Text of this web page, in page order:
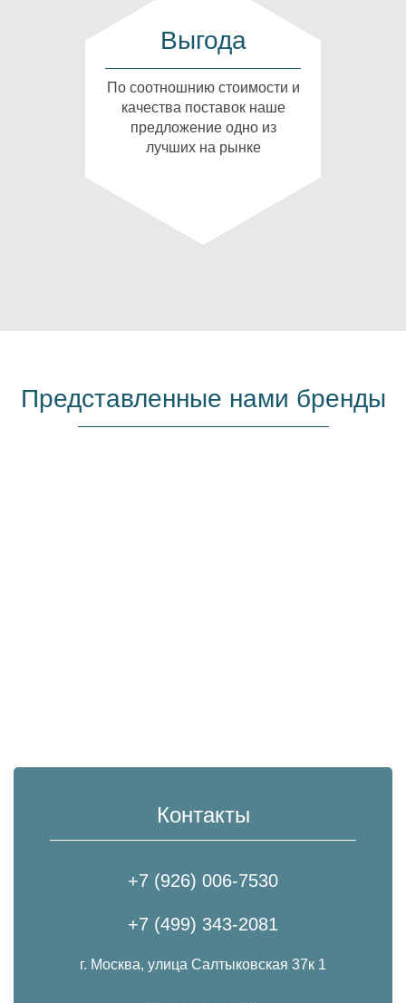
Выгода
По соотношнию стоимости и
качества поставок наше
предложение одно из
лучших на рынке
Представленные нами бренды
Контакты
+7 (926) 006-7530
+7 (499) 343-2081
г. Москва, улица Салтыковская 37к 1